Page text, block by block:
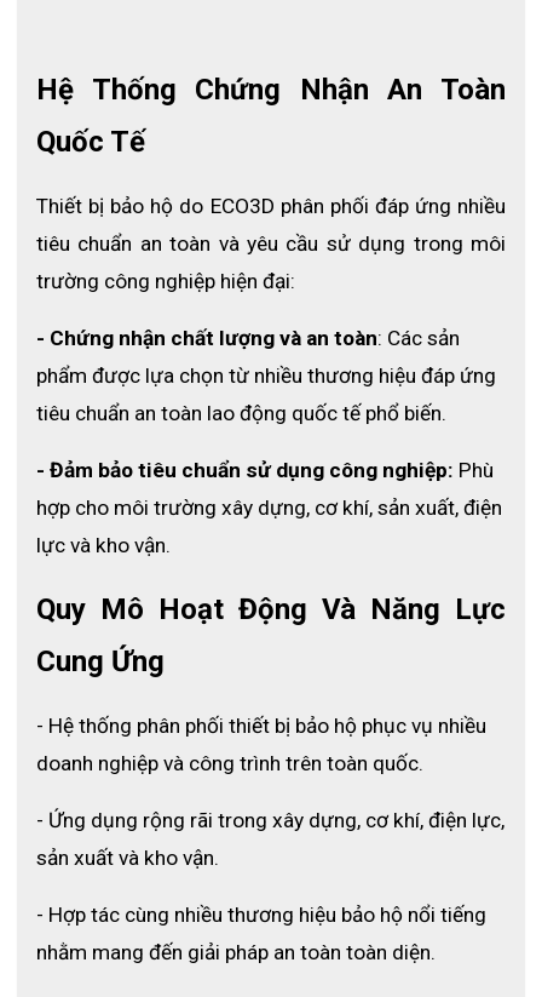
Bộ quần áo mưa Hàn Quốc SI-911
3. Ưu điểm nổi bật
3.1 Chống nước hiệu quả bảo vệ toàn diện khi
Bộ quần áo mưa SI-911 được làm từ chất liệu
Polyester kết hợp lớp phủ Hipora giúp tăng khả năng
thể thấm qua bề mặt vải, giúp người mặc luôn khô ráo
ngay cả khi di chuyển dưới mưa lớn trong thời gian dài.
3.2 Thiết kế áo quần rời linh hoạt và dễ sử
dụng
Hệ Thống Chứng Nhận An Toàn
Quốc Tế
Thiết bị bảo hộ do ECO3D phân phối đáp ứng nhiều
tiêu chuẩn an toàn và yêu cầu sử dụng trong môi
trường công nghiệp hiện đại:
- Chứng nhận chất lượng và an toàn: Các sản
phẩm được lựa chọn từ nhiều thương hiệu đáp ứng
tiêu chuẩn an toàn lao động quốc tế phổ biến.
- Đảm bảo tiêu chuẩn sử dụng công nghiệp: Phù
hợp cho môi trường xây dựng, cơ khí, sản xuất, điện
lực và kho vận.
Quy Mô Hoạt Động Và Năng Lực
Cung Ứng
- Hệ thống phân phối thiết bị bảo hộ phục vụ nhiều
doanh nghiệp và công trình trên toàn quốc.
- Ứng dụng rộng rãi trong xây dựng, cơ khí, điện lực,
sản xuất và kho vận.
- Hợp tác cùng nhiều thương hiệu bảo hộ nổi tiếng
nhằm mang đến giải pháp an toàn toàn diện.